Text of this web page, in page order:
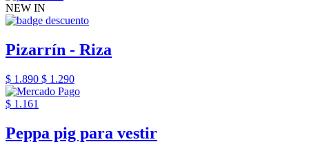
NEW IN
Pizarrín - Riza
$ 1.890 $ 1.290
$ 1.161
Peppa pig para vestir